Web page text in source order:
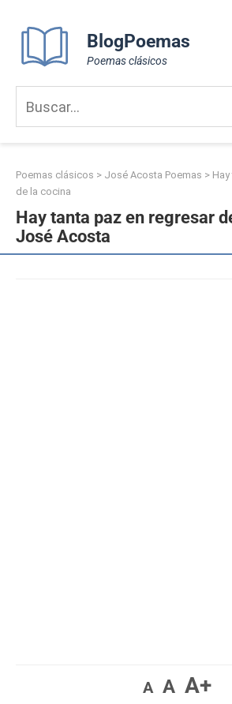
content
BlogPoemas
Poemas clásicos
Poemas clásicos > José Acosta Poemas >
de la cocina
Hay tanta paz en regresar
José Acosta
A A A+